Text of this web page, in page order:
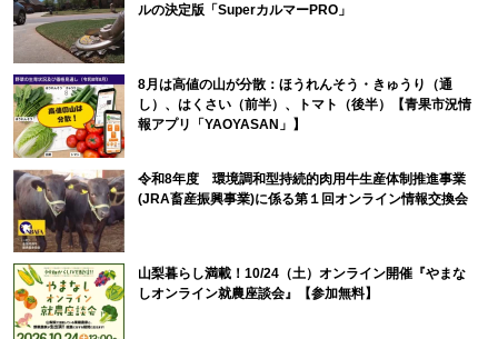
ルの決定版「SuperカルマーPRO」
8月は高値の山が分散：ほうれんそう・きゅうり（通
し）、はくさい（前半）、トマト（後半）【青果市況情
報アプリ「YAOYASAN」】
令和8年度 環境調和型持続的肉用牛生産体制推進事業
(JRA畜産振興事業)に係る第１回オンライン情報交換会
山梨暮らし満載！10/24（土）オンライン開催『やまな
しオンライン就農座談会』【参加無料】